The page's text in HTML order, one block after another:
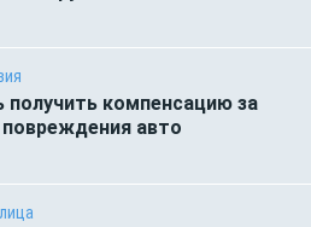
компенсацию за
авто